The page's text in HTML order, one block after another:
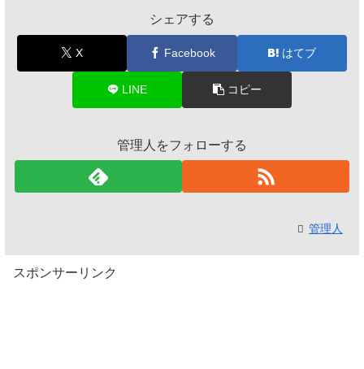
シェアする
X Facebook はてブ
LINE コピー
管理人をフォローする
管理人
スポンサーリンク